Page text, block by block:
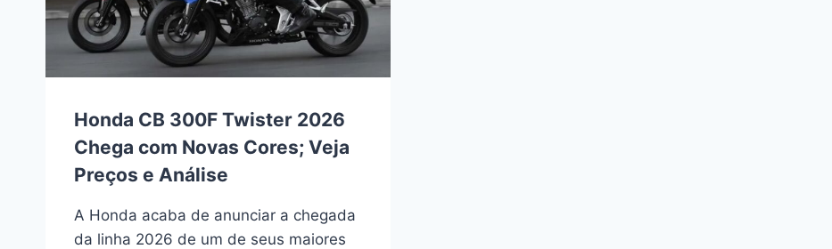
Honda CB 300F Twister 2026
Chega com Novas Cores; Veja
Preços e Análise
A Honda acaba de anunciar a chegada
da linha 2026 de um de seus maiores